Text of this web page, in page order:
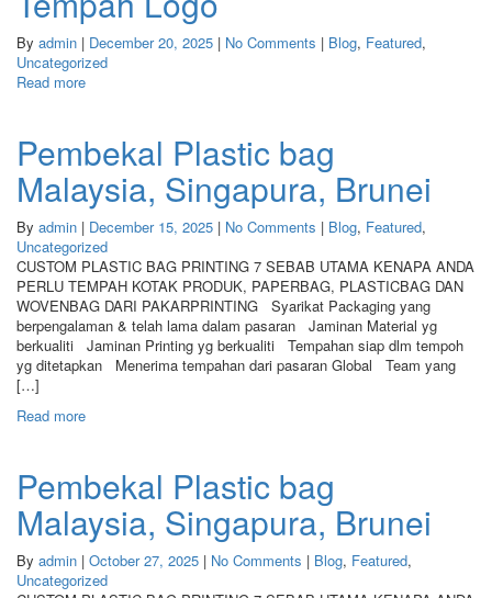
By admin | December 20, 2025 | No Comments | Blog, Featured,
Uncategorized
Read more
Pembekal Plastic bag
Malaysia, Singapura, Brunei
By admin | December 15, 2025 | No Comments | Blog, Featured,
Uncategorized
CUSTOM PLASTIC BAG PRINTING 7 SEBAB UTAMA KENAPA ANDA
PERLU TEMPAH KOTAK PRODUK, PAPERBAG, PLASTICBAG DAN
WOVENBAG DARI PAKARPRINTING Syarikat Packaging yang
berpengalaman & telah lama dalam pasaran Jaminan Material yg
berkualiti Jaminan Printing yg berkualiti Tempahan siap dlm tempoh
yg ditetapkan Menerima tempahan dari pasaran Global Team yang
[…]
Read more
Pembekal Plastic bag
Malaysia, Singapura, Brunei
By admin | October 27, 2025 | No Comments | Blog, Featured,
Uncategorized